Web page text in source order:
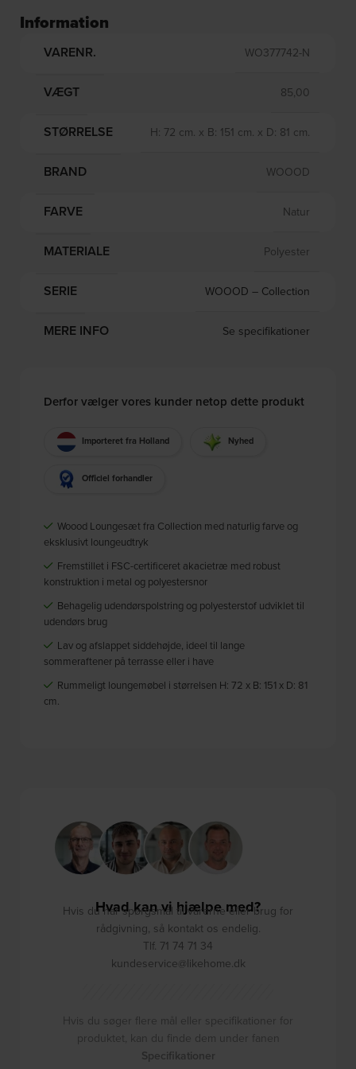
Information
VARENR. WO377742-N
VÆGT 85,00
STØRRELSE H: 72 cm. x B: 151 cm. x D: 81 cm.
BRAND WOOOD
FARVE Natur
MATERIALE Polyester
SERIE WOOOD – Collection
MERE INFO Se specifikationer
Derfor vælger vores kunder netop dette produkt
Importeret fra Holland Nyhed
Officiel forhandler
Woood Loungesæt fra Collection med naturlig farve og
eksklusivt loungeudtryk
Fremstillet i FSC-certificeret akacietræ med robust
konstruktion i metal og polyestersnor
Behagelig udendørspolstring og polyesterstof udviklet til
udendørs brug
Lav og afslappet siddehøjde, ideel til lange
sommeraftener på terrasse eller i have
Rummeligt loungemøbel i størrelsen H: 72 x B: 151 x D: 81
cm.
Hvad kan vi hjælpe med?
Hvis du har spørgsmål til varerne eller brug for
rådgivning, så kontakt os endelig.
Tlf. 71 74 71 34
kundeservice@likehome.dk
Hvis du søger flere mål eller specifikationer for
produktet, kan du finde dem under fanen
Specifikationer